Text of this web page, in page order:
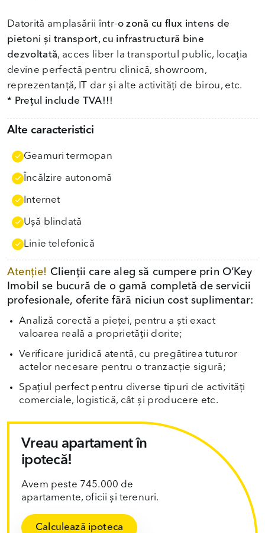
Datorită amplasării într-o zonă cu flux intens de
pietoni și transport, cu infrastructură bine
dezvoltată, acces liber la transportul public, locația
devine perfectă pentru clinică, showroom,
* Prețul include TVA!!!
Alte caracteristici
Geamuri termopan
Încălzire autonomă
Internet
Uşă blindată
Linie telefonică
Atenție! Clienții care aleg să cumpere prin O’Key
Imobil se bucură de o gamă completă de servicii
profesionale, oferite fără niciun cost suplimentar:
Analiză corectă a pieței, pentru a ști exact
valoarea reală a proprietății dorite;
Verificare juridică atentă, cu pregătirea tuturor
actelor necesare pentru o tranzacție sigură;
Spațiul perfect pentru diverse tipuri de activități
comerciale, logistică, cât și producere etc.
Vreau apartament în
ipotecă!
Avem peste 745.000 de
apartamente, oficii și terenuri.
Calculează ipoteca